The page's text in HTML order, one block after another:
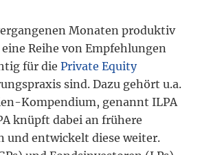
Monaten produktiv
Reihe von Empfehlungen
für diePrivate Equity
sind. Dazu gehört u.a.
Kompendium, genannt ILPA
knüpft dabei an frühere
und entwickelt diese weiter.